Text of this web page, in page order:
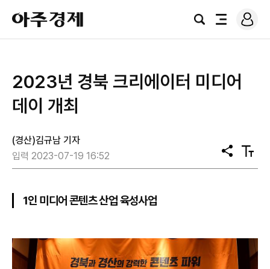
아
주
경
검
전
로
그
2023년 경북 크리에이터 미디어
데이 개최
(경산)김규남 기자
입력 2023-07-19 16:52
공
유
텍
스
1인 미디어 콘텐츠 산업 육성사업